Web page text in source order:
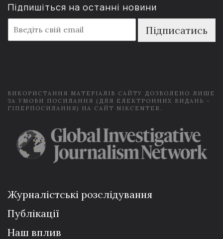
Підпишіться на останні новини
m
a
Підписатись
ВИКОРИСТАННЯ МАТЕРІАЛІВ САЙТУ ДОЗВОЛЕНО ЛИШЕ
ЗА УМОВИ ПОСИЛАННЯ (ДЛЯ ЕЛЕКТРОННИХ ВИДАНЬ -
ГІПЕРПОСИЛАННЯ) НА САЙТ NIKCENTER.
Журналістські розслідування
Публікації
Наш вплив